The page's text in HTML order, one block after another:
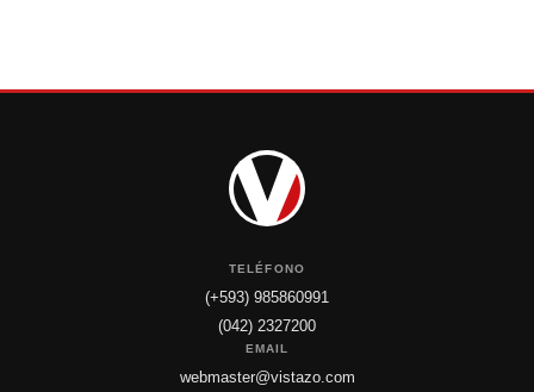
TELÉFONO
(+593) 985860991
(042) 2327200
EMAIL
webmaster@vistazo.com